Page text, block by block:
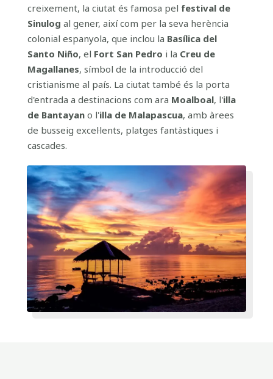
creixement, la ciutat és famosa pel festival de
Sinulog al gener, així com per la seva herència
colonial espanyola, que inclou la Basílica del
Santo Niño, el Fort San Pedro i la Creu de
Magallanes, símbol de la introducció del
cristianisme al país. La ciutat també és la porta
d'entrada a destinacions com ara Moalboal, l'illa
de Bantayan o l'illa de Malapascua, amb àrees
de busseig excel·lents, platges fantàstiques i
cascades.